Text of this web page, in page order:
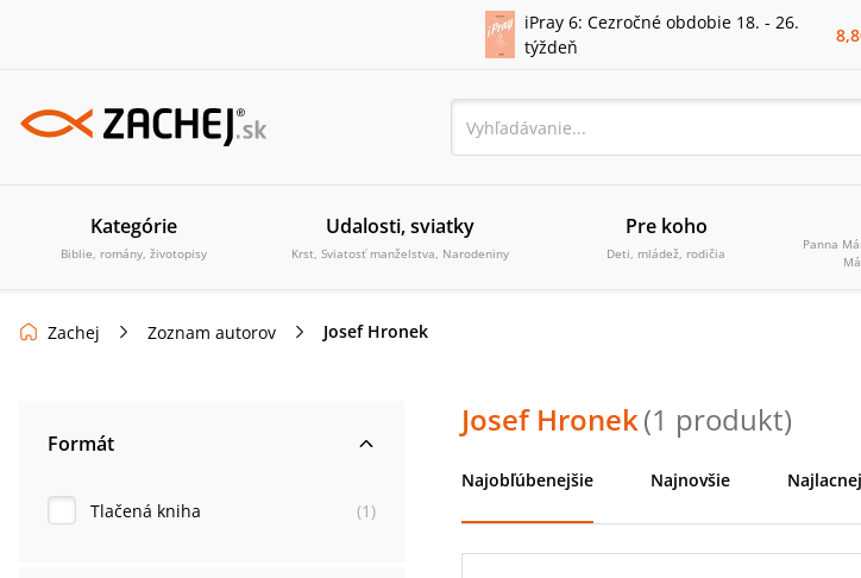
iPray 6: Cezročné obdobie 18. - 26.
týždeň
Kategórie
Biblie, romány, životopisy
Udalosti, sviatky
Krst, Sviatosť manželstva, Narodeniny
Pre koho
Deti, mládež, rodičia
Panna
Zachej Zoznam autorov Josef Hronek
Formát
Tlačená kniha (1 )
Josef Hronek(1 produkt)
Najobľúbenejšie Najnovšie